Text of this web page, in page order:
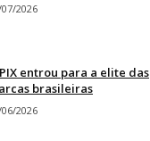
2026
entrou para a elite das
brasileiras
2026